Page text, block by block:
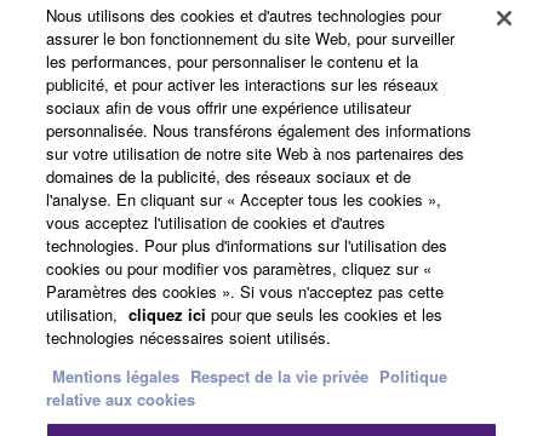
Yamaha Music ID - Enregistrement
A propos de Yamaha
France - French
Professionnel
Nous utilisons des cookies et d'autres technologies pour
assurer le bon fonctionnement du site Web, pour surveiller
les performances, pour personnaliser le contenu et la
publicité, et pour activer les interactions sur les réseaux
sociaux afin de vous offrir une expérience utilisateur
personnalisée. Nous transférons également des informations
sur votre utilisation de notre site Web à nos partenaires des
domaines de la publicité, des réseaux sociaux et de
l'analyse. En cliquant sur « Accepter tous les cookies »,
vous acceptez l'utilisation de cookies et d'autres
technologies. Pour plus d'informations sur l'utilisation des
cookies ou pour modifier vos paramètres, cliquez sur «
Paramètres des cookies ». Si vous n'acceptez pas cette
utilisation, cliquez ici pour que seuls les cookies et les
technologies nécessaires soient utilisés.
Mentions légales Respect de la vie privée Politique
relative aux cookies